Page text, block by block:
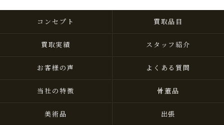
コンセプト 買取品目
買取実績 スタッフ紹介
お客様の声 よくある質問
当社の特徴 骨董品
美術品 出張